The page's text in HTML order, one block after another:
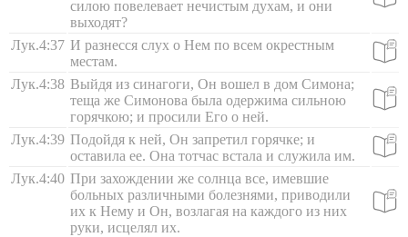
силою повелевает нечистым духам, и они
выходят?
Лук.4:37 И разнесся слух о Нем по всем окрестным
местам.
Лук.4:38 Выйдя из синагоги, Он вошел в дом Симона;
теща же Симонова была одержима сильною
горячкою; и просили Его о ней.
Лук.4:39 Подойдя к ней, Он запретил горячке; и
оставила ее. Она тотчас встала и служила им.
Лук.4:40 При захождении же солнца все, имевшие
больных различными болезнями, приводили
их к Нему и Он, возлагая на каждого из них
руки, исцелял их.